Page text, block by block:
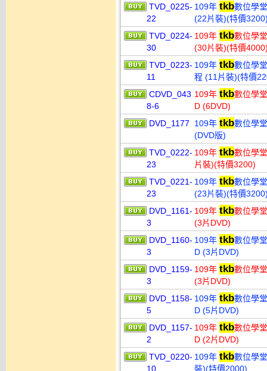
TVD_0225-
22
109年 tkb數位學
(22片裝)(特價
TVD_0224-
30
109年 tkb數位學
(30片裝)(特價
TVD_0223-
11
109年 tkb數位學
程 (11片裝)(特價
CDVD_043
8-6
109年 tkb數位學
D (6DVD)
DVD_1177
109年 tkb數位學
(DVD版)
TVD_0222-
23
109年 tkb數位學
片裝)(特價3200)
TVD_0221-
23
109年 tkb數位學
(23片裝)(特價
DVD_1161-
3
109年 tkb數位學
(3片DVD)
DVD_1160-
3
109年 tkb數位學
D (3片DVD)
DVD_1159-
3
109年 tkb數位學
(3片DVD)
DVD_1158-
5
109年 tkb數位學
D (5片DVD)
DVD_1157-
2
109年 tkb數位學
D (2片DVD)
TVD_0220-
10
109年 tkb數位學
裝)(特價2000)